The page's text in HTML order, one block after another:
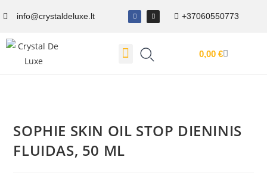
info@crystaldeluxe.lt +37060550773
0,00 €
SOPHIE SKIN OIL STOP DIENINIS
FLUIDAS, 50 ML